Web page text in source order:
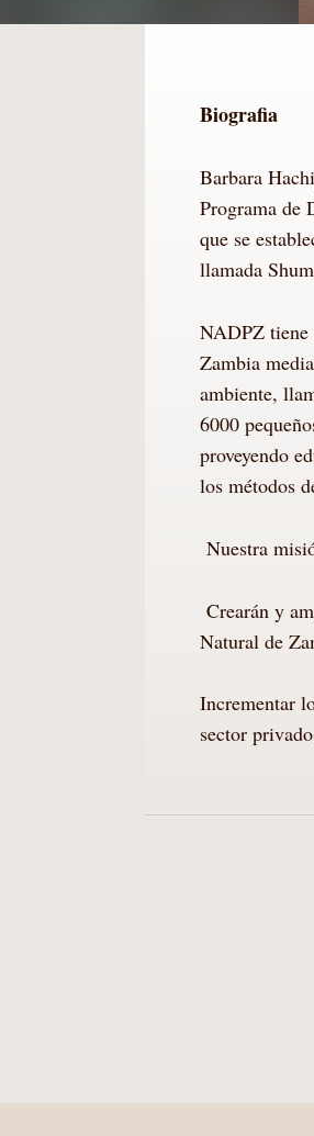
Biografia
Barbara
Programa de
que se
llamada
NADPZ tiene
Zambia
ambiente,
6000
proveyendo
los métodos
Nuestra
Crearán y
Natural de
Incrementar
sector